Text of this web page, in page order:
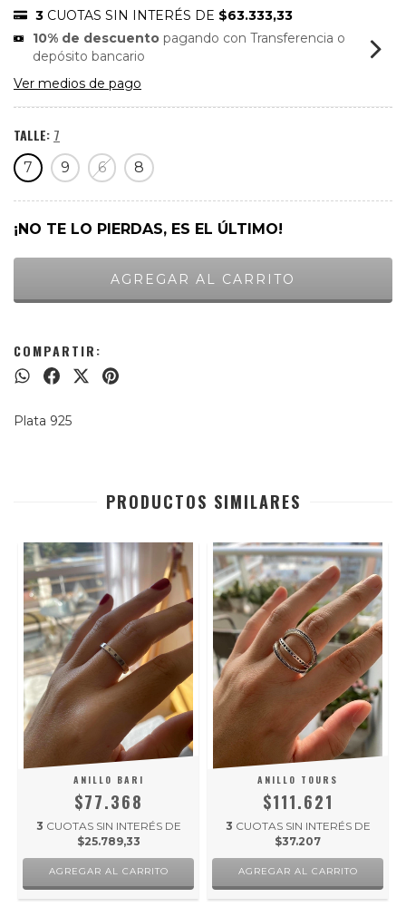
3 CUOTAS SIN INTERÉS DE $63.333,33
10% de descuento pagando con Transferencia o
depósito bancario
Ver medios de pago
TALLE: 7
7 9 6 8
¡NO TE LO PIERDAS, ES EL ÚLTIMO!
COMPARTIR:
Plata 925
PRODUCTOS SIMILARES
ANILLO BARI
$77.368
3 CUOTAS SIN INTERÉS DE
$25.789,33
AGREGAR AL CARRITO
ANILLO TOURS
$111.621
3 CUOTAS SIN INTERÉS DE
$37.207
AGREGAR AL CARRITO